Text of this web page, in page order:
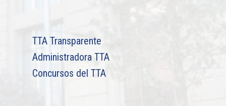
TTA Transparente
Administradora TTA
Concursos del TTA